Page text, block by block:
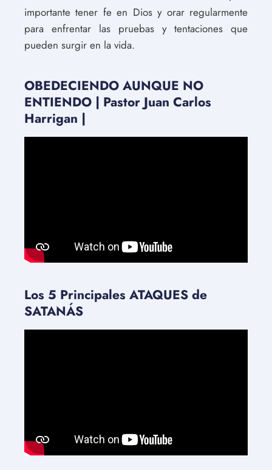
importante tener fe en Dios y orar regularmente
para enfrentar las pruebas y tentaciones que
pueden surgir en la vida.
OBEDECIENDO AUNQUE NO
ENTIENDO | Pastor Juan Carlos
Harrigan |
Los 5 Principales ATAQUES de
SATANÁS